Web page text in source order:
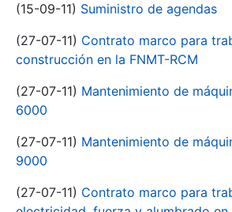
(15-09-11) Suministro de agendas
(27-07-11) Contrato marco para
construcción en la FNMT-RCM
(27-07-11) Mantenimiento de
6000
(27-07-11) Mantenimiento de
9000
(27-07-11) Contrato marco para